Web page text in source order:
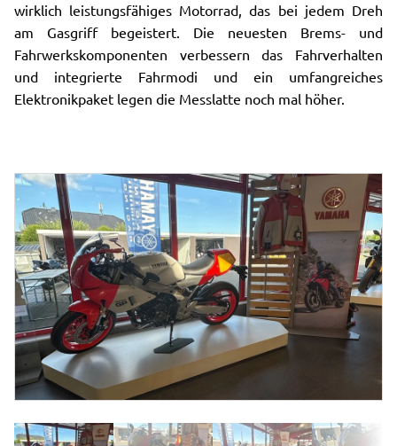
wirklich leistungsfähiges Motorrad, das bei jedem Dreh
am Gasgriff begeistert. Die neuesten Brems- und
Fahrwerkskomponenten verbessern das Fahrverhalten
und integrierte Fahrmodi und ein umfangreiches
Elektronikpaket legen die Messlatte noch mal höher.